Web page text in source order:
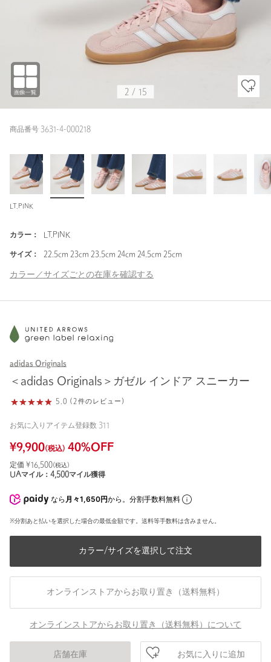
2 / 15
商品番号 3631-4-000218
LT.PINK
カラー： LT.PINK
サイズ： 22.5cm 23cm 23.5cm 24cm 24.5cm 25cm
カラー／サイズごとの在庫を確認する
adidas Originals
＜adidas Originals＞ガゼル インドア スニーカー
5.0 (2件のレビュー)
お気に入りアイテム登録数 311
¥9,900(税込) 40%OFF
定価 ¥ 16,500(税込)
UAマイル： 4,500マイル獲得
なら 月々1,650円から。分割手数料無料
※分割あと払いを選択した場合の最低金額です。送料等手数料は含みません。
カラー/サイズを選択して注文
オンラインストアからお取り置き（送料無料）
オンラインストアからお取り置き（送料無料）について
店舗在庫 お気に入りに追加
LT.PINK